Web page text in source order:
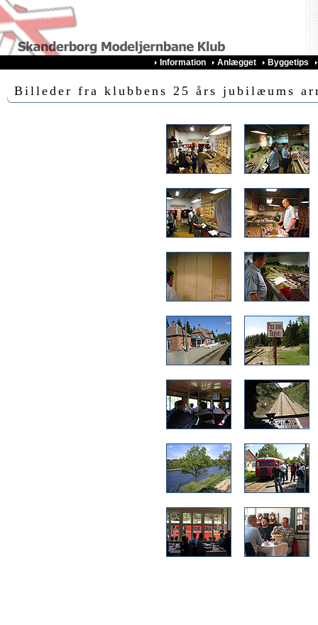
Information Anlægget Byggetips
Billeder fra klubbens 25 års jubilæums